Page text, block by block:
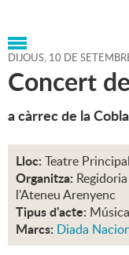
DIJOUS, 10 DE
Concert
a càrrec de la
Lloc: Teatre Principal
Organitza:
l'Ateneu Arenyenc
Tipus d'acte: Música
Marcs: Diada